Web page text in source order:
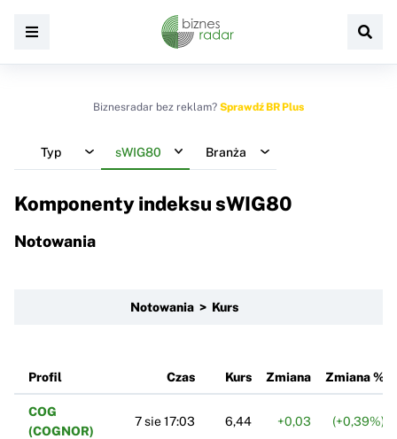
Biznesradar bez reklam? Sprawdź BR Plus
Typ sWIG80 Branża
Komponenty indeksusWIG80
Notowania
Notowania > Kurs
Profil Czas Kurs Zmiana Zmiana %
COG
(COGNOR)
7 sie 17:03 6,44 +0,03 (+0,39%)